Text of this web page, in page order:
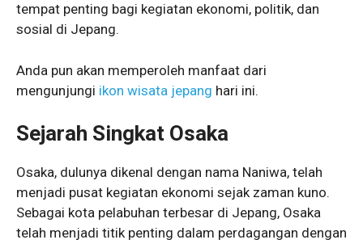
tempat penting bagi kegiatan ekonomi, politik, dan
sosial di Jepang.
Anda pun akan memperoleh manfaat dari
mengunjungi ikon wisata jepang hari ini.
Sejarah Singkat Osaka
Osaka, dulunya dikenal dengan nama Naniwa, telah
menjadi pusat kegiatan ekonomi sejak zaman kuno.
Sebagai kota pelabuhan terbesar di Jepang, Osaka
telah menjadi titik penting dalam perdagangan dengan